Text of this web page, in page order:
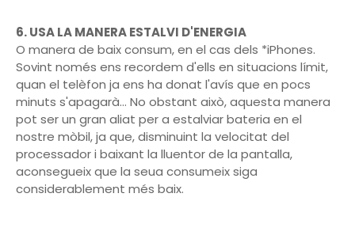
6. USA LA MANERA ESTALVI D'ENERGIA
O manera de baix consum, en el cas dels *iPhones.
Sovint només ens recordem d'ells en situacions límit,
quan el telèfon ja ens ha donat l'avís que en pocs
minuts s'apagarà… No obstant això, aquesta manera
pot ser un gran aliat per a estalviar bateria en el
nostre mòbil, ja que, disminuint la velocitat del
processador i baixant la lluentor de la pantalla,
aconsegueix que la seua consumeix siga
considerablement més baix.